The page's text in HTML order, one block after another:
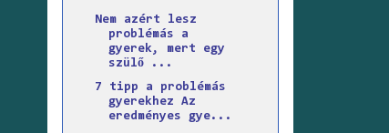
Nem azért lesz
problémás a
gyerek, mert egy
szülő ...
7 tipp a problémás
gyerekhez Az
eredményes gye...